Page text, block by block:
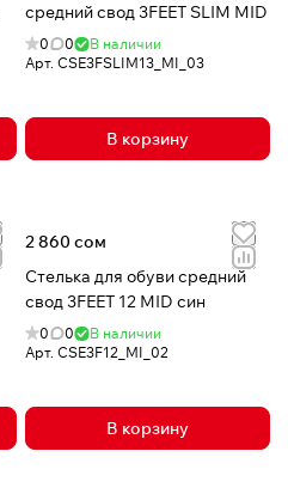
средний свод 3FEET SLIM MID
0 0
В наличии
Арт. CSE3FSLIM13_MI_03
В корзину
2 860 сом
Стелька для обуви средний
свод 3FEET 12 MID син
0 0
В наличии
Арт. CSE3F12_MI_02
В корзину